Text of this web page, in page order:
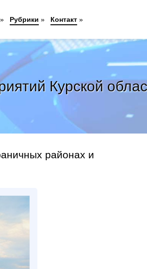
Курской
районах и
» Рубрики » Контакт »